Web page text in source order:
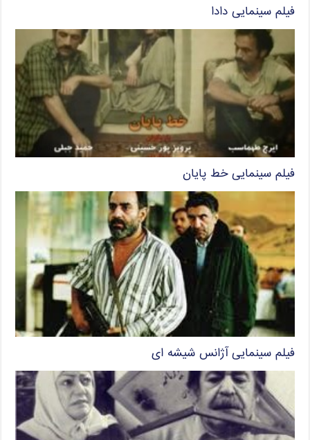
فیلم سینمایی دادا
فیلم سینمایی خط پایان
فیلم سینمایی آژانس شیشه ای